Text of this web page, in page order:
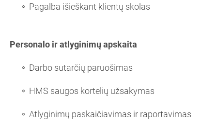
Pagalba išieškant klientų skolas
Personalo ir atlyginimų apskaita
Darbo sutarčių paruošimas
HMS saugos kortelių užsakymas
Atlyginimų paskaičiavimas ir raportavimas